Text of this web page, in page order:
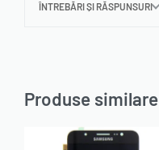
ÎNTREBĂRI ȘI RĂSPUNSURI
Produse similare